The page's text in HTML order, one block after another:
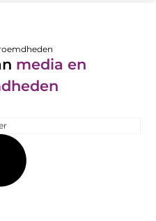
media en